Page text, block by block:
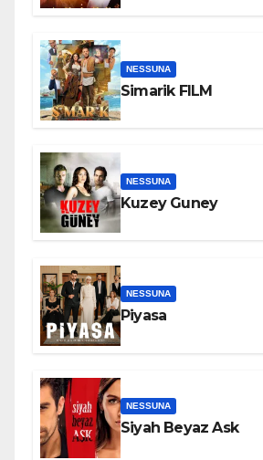
NESSUNA
Simarik FILM
NESSUNA
Kuzey Guney
NESSUNA
Piyasa
NESSUNA
Siyah Beyaz Ask